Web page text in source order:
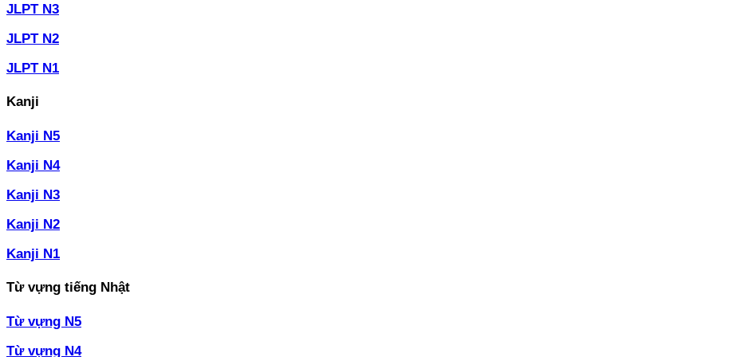
JLPT N3
JLPT N2
JLPT N1
Kanji
Kanji N5
Kanji N4
Kanji N3
Kanji N2
Kanji N1
Từ vựng tiếng Nhật
Từ vựng N5
Từ vựng N4